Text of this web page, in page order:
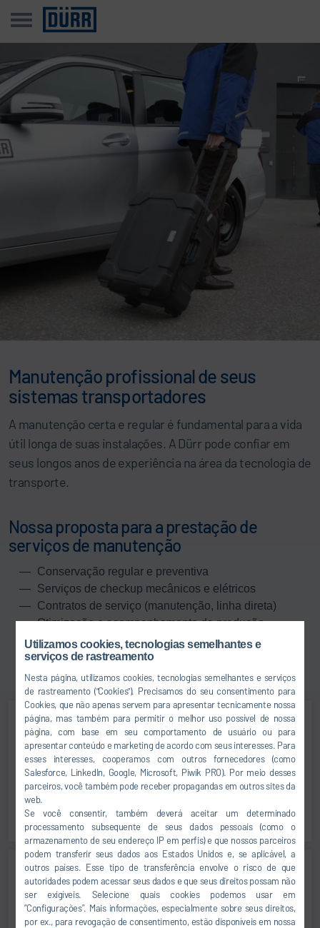
Utilizamos cookies, tecnologias semelhantes e
serviços de rastreamento
Nesta página, utilizamos cookies, tecnologias semelhantes e serviços
de rastreamento ("Cookies"). Precisamos do seu consentimento para
Cookies, que não apenas servem para apresentar tecnicamente nossa
página, mas também para permitir o melhor uso possível de nossa
página, com base em seu comportamento de usuário ou para
apresentar conteúdo e marketing de acordo com seus interesses. Para
esses interesses, cooperamos com outros fornecedores (como
Salesforce, LinkedIn, Google, Microsoft, Piwik PRO). Por meio desses
parceiros, você também pode receber propagandas em outros sites da
web.
Se você consentir, também deverá aceitar um determinado
processamento subsequente de seus dados pessoais (como o
armazenamento de seu endereço IP em perfis) e que nossos parceiros
podem transferir seus dados aos Estados Unidos e, se aplicável, a
outros países. Esse tipo de transferência envolve o risco de que
autoridades podem acessar seus dados e que seus direitos possam não
ser exigíveis. Selecione quais cookies podemos usar em
“Configurações”. Mais informações, especialmente sobre seus direitos,
por ex., para revogação de consentimento, estão disponíveis em nossa
Manutenção profissional de seus
sistemas transportadores
A manutenção certa e regular é fundamental para a vida
útil longa de suas instalações. A Dürr pode confiar em
seus longos anos de experiência na área da tecnologia de
transporte.
Nossa proposta para a prestação de
serviços de manutenção
Conservação regular e preventiva
Serviços de checkup mecânicos e elétricos
Contratos de serviço (manutenção, linha direta)
Otimização e acompanhamento da produção
Elaboração de publicações para consultas
Modernização de status operacionais atuais
Pré-planejamento e estudos de simulação
Contact Maintenance
PAINT SHOPS (PAINT PROCESS &
CONVEYORS)
Roberto Pavese
SERVICE